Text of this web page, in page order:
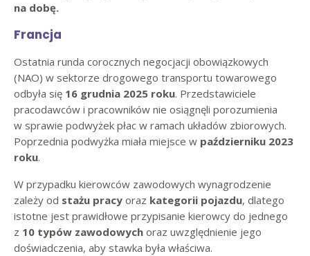
na dobę.
Francja
Ostatnia runda corocznych negocjacji obowiązkowych
(NAO) w sektorze drogowego transportu towarowego
odbyła się 16 grudnia 2025 roku. Przedstawiciele
pracodawców i pracowników nie osiągnęli porozumienia
w sprawie podwyżek płac w ramach układów zbiorowych.
Poprzednia podwyżka miała miejsce w październiku 2023
roku.
W przypadku kierowców zawodowych wynagrodzenie
zależy od stażu pracy oraz kategorii pojazdu, dlatego
istotne jest prawidłowe przypisanie kierowcy do jednego
z 10 typów zawodowych oraz uwzględnienie jego
doświadczenia, aby stawka była właściwa.